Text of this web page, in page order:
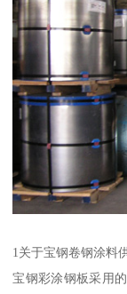
1关于宝钢卷钢涂料
宝钢彩涂钢板采用